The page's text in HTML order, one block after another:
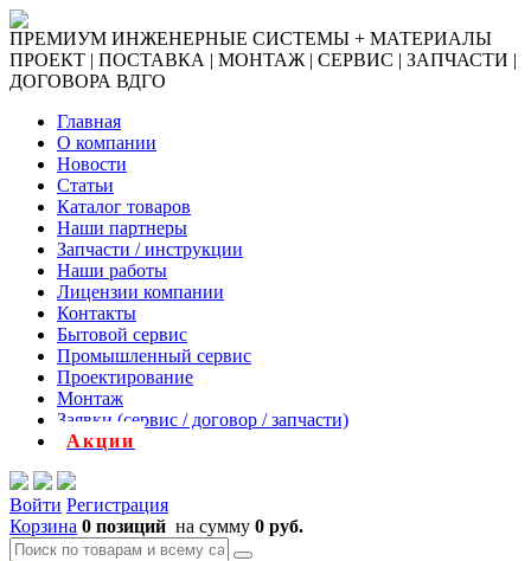
ПРЕМИУМ ИНЖЕНЕРНЫЕ СИСТЕМЫ + МАТЕРИАЛЫ
ПРОЕКТ | ПОСТАВКА | МОНТАЖ | СЕРВИС | ЗАПЧАСТИ |
ДОГОВОРА ВДГО
Главная
О компании
Новости
Статьи
Каталог товаров
Наши партнеры
Запчасти / инструкции
Наши работы
Лицензии компании
Контакты
Бытовой сервис
Промышленный сервис
Проектирование
Монтаж
Заявки (сервис / договор / запчасти)
Акции
Войти Регистрация
Корзина 0 позиций на сумму 0 руб.